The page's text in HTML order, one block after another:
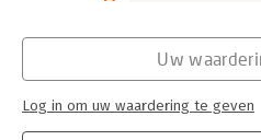
Uw
Log in om uw waardering te geven